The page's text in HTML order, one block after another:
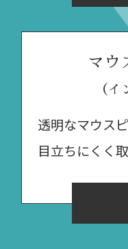
マウ
（イ
透明なマウス
目立ちにくく